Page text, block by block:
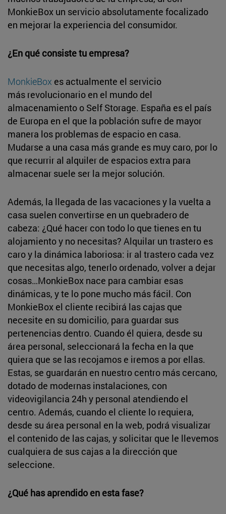
MonkieBox un servicio absolutamente focalizado
en mejorar la experiencia del consumidor.
¿En qué consiste tu empresa?
MonkieBox es actualmente el servicio
más revolucionario en el mundo del
almacenamiento o Self Storage. España es el país
de Europa en el que la población sufre de mayor
manera los problemas de espacio en casa.
Mudarse a una casa más grande es muy caro, por lo
que recurrir al alquiler de espacios extra para
almacenar suele ser la mejor solución.
Además, la llegada de las vacaciones y la vuelta a
casa suelen convertirse en un quebradero de
cabeza: ¿Qué hacer con todo lo que tienes en tu
alojamiento y no necesitas? Alquilar un trastero es
caro y la dinámica laboriosa: ir al trastero cada vez
que necesitas algo, tenerlo ordenado, volver a dejar
cosas…MonkieBox nace para cambiar esas
dinámicas, y te lo pone mucho más fácil. Con
MonkieBox el cliente recibirá las cajas que
necesite en su domicilio, para guardar sus
pertenencias dentro. Cuando él quiera, desde su
área personal, seleccionará la fecha en la que
quiera que se las recojamos e iremos a por ellas.
Estas, se guardarán en nuestro centro más cercano,
dotado de modernas instalaciones, con
videovigilancia 24h y personal atendiendo el
centro. Además, cuando el cliente lo requiera,
desde su área personal en la web, podrá visualizar
el contenido de las cajas, y solicitar que le llevemos
cualquiera de sus cajas a la dirección que
seleccione.
¿Qué has aprendido en esta fase?